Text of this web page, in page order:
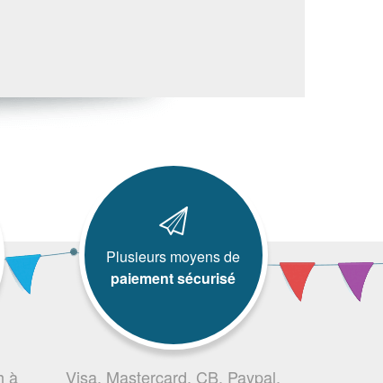
à
Plusieurs moyens de
paiement sécurisé
Visa, Mastercard, CB, Paypal,